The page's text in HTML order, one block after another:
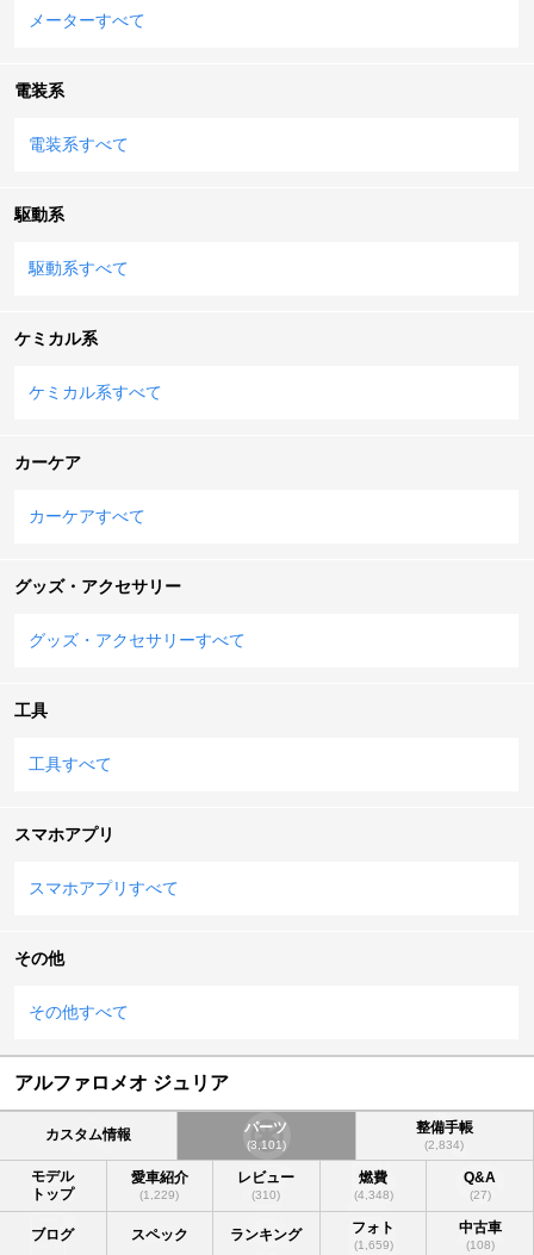
メーターすべて
電装系
電装系すべて
駆動系
駆動系すべて
ケミカル系
ケミカル系すべて
カーケア
カーケアすべて
グッズ・アクセサリー
グッズ・アクセサリーすべて
工具
工具すべて
スマホアプリ
スマホアプリすべて
その他
その他すべて
アルファロメオ ジュリア
カスタム情報 パーツ
(3,101)
整備手帳
(2,834)
モデル
トップ
愛車紹介
(1,229)
レビュー
(310)
燃費
(4,348)
Q&A
(27)
ブログ スペック ランキング フォト
(1,659)
中古車
(108)